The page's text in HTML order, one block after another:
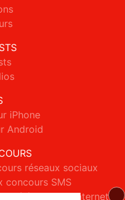
iPhone
Android
réseaux sociaux
concours SMS
téléphone et internet